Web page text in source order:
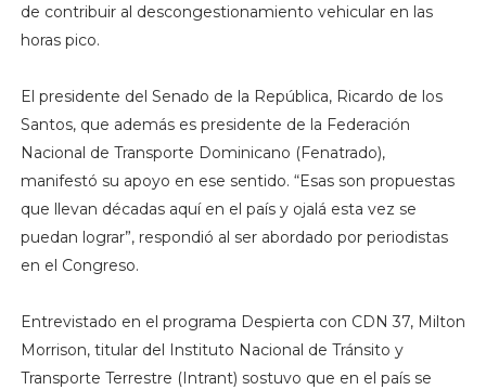
de contribuir al descongestionamiento vehicular en las
horas pico.
El presidente del Senado de la República, Ricardo de los
Santos, que además es presidente de la Federación
Nacional de Transporte Dominicano (Fenatrado),
manifestó su apoyo en ese sentido. “Esas son propuestas
que llevan décadas aquí en el país y ojalá esta vez se
puedan lograr”, respondió al ser abordado por periodistas
en el Congreso.
Entrevistado en el programa Despierta con CDN 37, Milton
Morrison, titular del Instituto Nacional de Tránsito y
Transporte Terrestre (Intrant) sostuvo que en el país se